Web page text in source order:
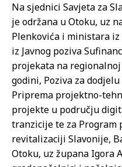
Na sjednici Savjeta za
je održana u Otoku, uz
Plenkovića i ministara
iz Javnog poziva
projekata na
godini, Poziva za
Priprema projektno-
projekte u području
tranzicije te za Program
revitalizaciji Slavonije,
Otoku, uz župana Igora